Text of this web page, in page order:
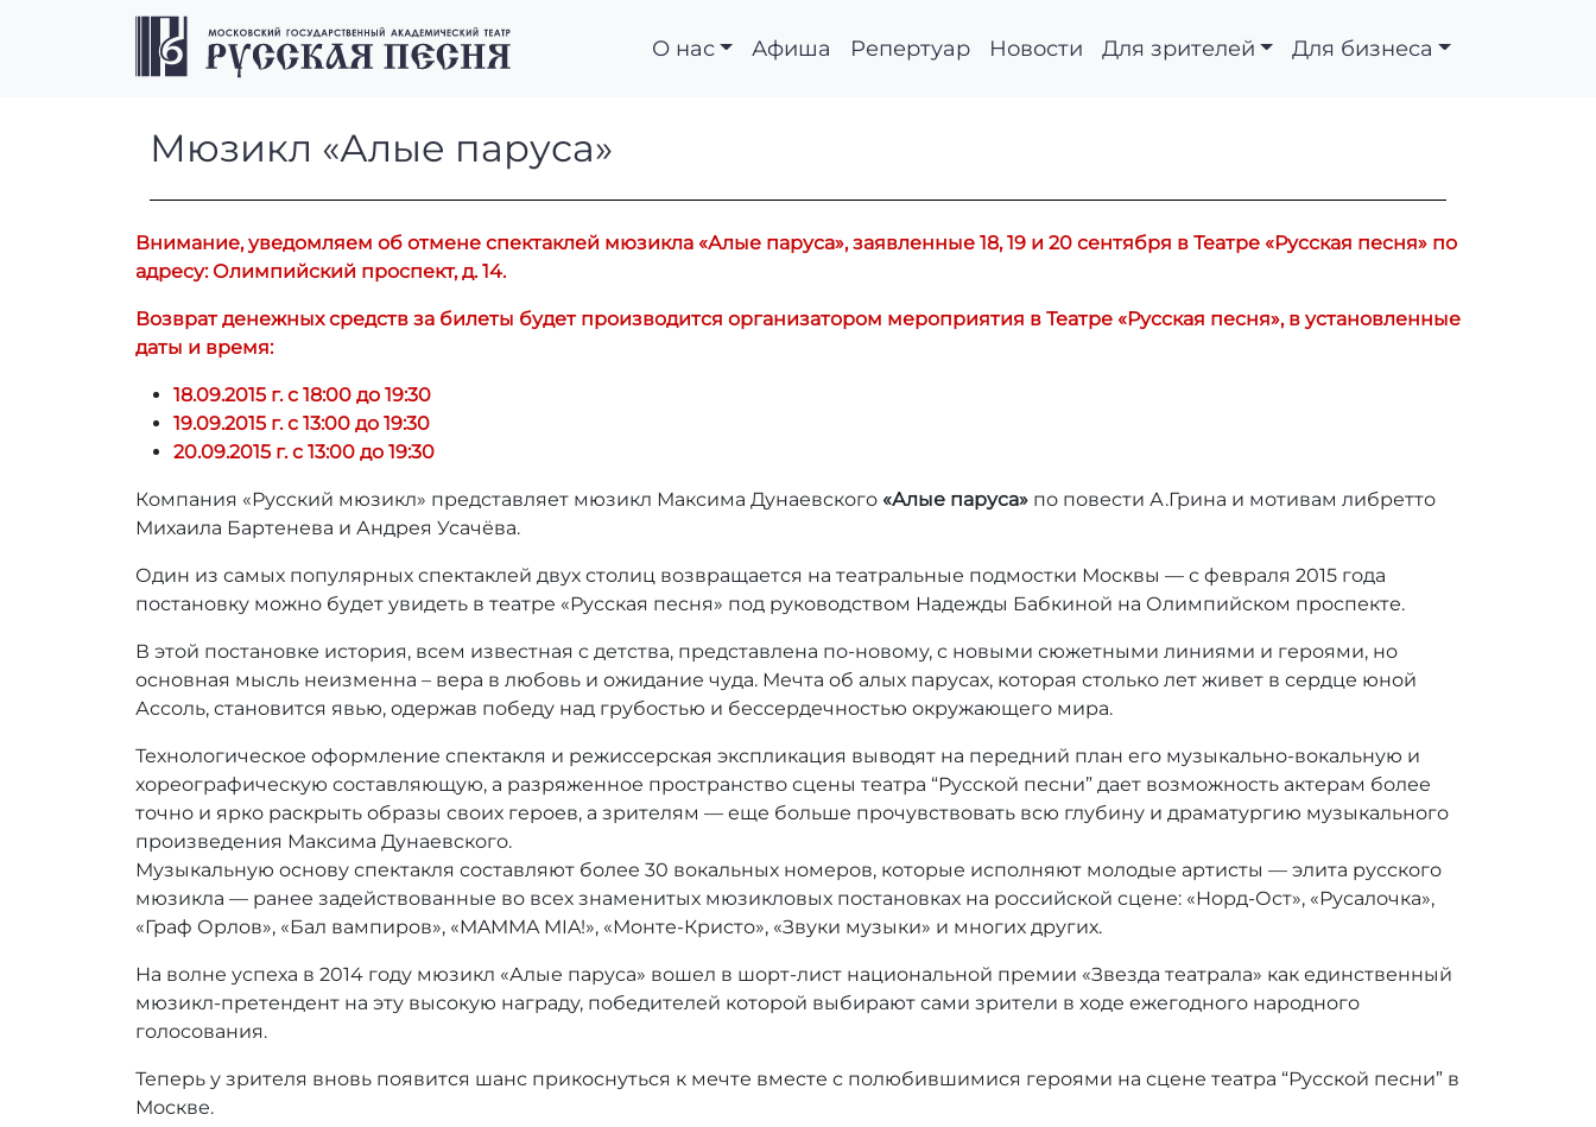
Перейти к содержимому
Перейти к футеру
О нас Афиша Репертуар Новости Для зрителей Для бизнеса
Мюзикл «Алые паруса»
Мюзикл «Алые паруса»
Внимание, уведомляем об отмене спектаклей мюзикла «Алые паруса», заявленные 18, 19 и 20 сентября в Театре «Русская песня» по
адресу: Олимпийский проспект, д. 14.
Возврат денежных средств за билеты будет производится организатором мероприятия в Театре «Русская песня», в установленные
даты и время:
18.09.2015 г. с 18:00 до 19:30
19.09.2015 г. с 13:00 до 19:30
20.09.2015 г. с 13:00 до 19:30
Компания «Русский мюзикл» представляет мюзикл Максима Дунаевского «Алые паруса» по повести А.Грина и мотивам либретто
Михаила Бартенева и Андрея Усачёва.
Один из самых популярных спектаклей двух столиц возвращается на театральные подмостки Москвы — с февраля 2015 года
постановку можно будет увидеть в театре «Русская песня» под руководством Надежды Бабкиной на Олимпийском проспекте.
В этой постановке история, всем известная c детства, представлена по-новому, с новыми сюжетными линиями и героями, но
основная мысль неизменна – вера в любовь и ожидание чуда. Мечта об алых парусах, которая столько лет живет в сердце юной
Ассоль, становится явью, одержав победу над грубостью и бессердечностью окружающего мира.
Технологическое оформление спектакля и режиссерская экспликация выводят на передний план его музыкально-вокальную и
хореографическую составляющую, а разряженное пространство сцены театра “Русской песни” дает возможность актерам более
точно и ярко раскрыть образы своих героев, а зрителям — еще больше прочувствовать всю глубину и драматургию музыкального
произведения Максима Дунаевского.
Музыкальную основу спектакля составляют более 30 вокальных номеров, которые исполняют молодые артисты — элита русского
мюзикла — ранее задействованные во всех знаменитых мюзикловых постановках на российской сцене: «Норд-Ост», «Русалочка»,
«Граф Орлов», «Бал вампиров», «MAMMA MIA!», «Монте-Кристо», «Звуки музыки» и многих других.
На волне успеха в 2014 году мюзикл «Алые паруса» вошел в шорт-лист национальной премии «Звезда театрала» как единственный
мюзикл-претендент на эту высокую награду, победителей которой выбирают сами зрители в ходе ежегодного народного
голосования.
Теперь у зрителя вновь появится шанс прикоснуться к мечте вместе с полюбившимися героями на сцене театра “Русской песни” в
Москве.